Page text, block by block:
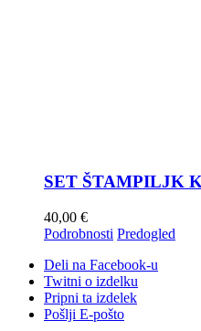
SET ŠTAMPILJK
40,00 €
Podrobnosti Predogled
Deli na Facebook-u
Twitni o izdelku
Pripni ta izdelek
Pošlji E-pošto